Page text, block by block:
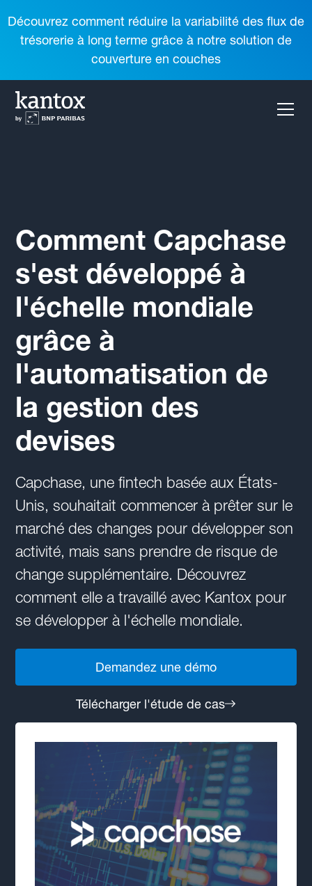
Découvrez comment réduire la variabilité des flux de
trésorerie à long terme grâce à notre solution de
couverture en couches
Comment Capchase
s'est développé à
l'échelle mondiale
grâce à
l'automatisation de
la gestion des
devises
Capchase, une fintech basée aux États-
Unis, souhaitait commencer à prêter sur le
marché des changes pour développer son
activité, mais sans prendre de risque de
change supplémentaire. Découvrez
comment elle a travaillé avec Kantox pour
se développer à l'échelle mondiale.
Demandez une démo
Télécharger l'étude de cas